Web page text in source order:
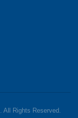
. All Rights Reserved.